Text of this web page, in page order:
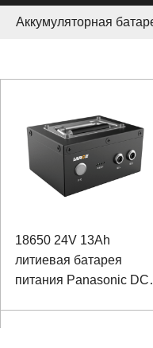
18650 24V 13Ah
литиевая батарея
питания Panasonic DC-